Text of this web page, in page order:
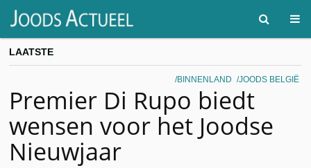
LAATSTE
BINNENLAND JOODS BELGIË
Premier Di Rupo biedt
wensen voor het Joodse
Nieuwjaar